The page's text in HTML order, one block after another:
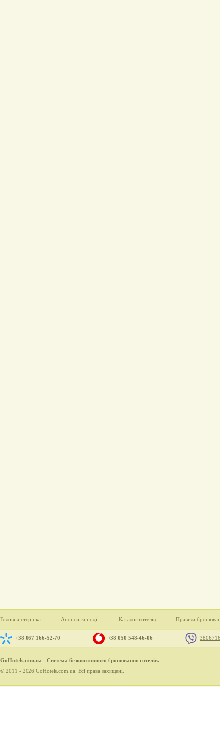
Головна сторінка Анонси та події Каталог готелів Правила
+38 067 166-52-70 +38 050 548-46-06
GoHotels.com.ua - Система безкоштовного бронювання готелів.
© 2011 - 2026 GoHotels.com.ua. Всі права захищені.